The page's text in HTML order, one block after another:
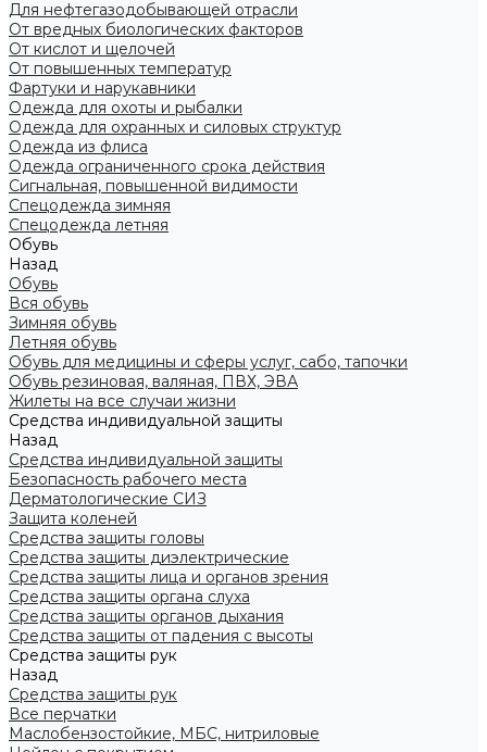
Для нефтегазодобывающей отрасли
От вредных биологических факторов
От кислот и щелочей
От повышенных температур
Фартуки и нарукавники
Одежда для охоты и рыбалки
Одежда для охранных и силовых структур
Одежда из флиса
Одежда ограниченного срока действия
Сигнальная, повышенной видимости
Спецодежда зимняя
Спецодежда летняя
Обувь
Назад
Обувь
Вся обувь
Зимняя обувь
Летняя обувь
Обувь для медицины и сферы услуг, сабо, тапочки
Обувь резиновая, валяная, ПВХ, ЭВА
Жилеты на все случаи жизни
Средства индивидуальной защиты
Назад
Средства индивидуальной защиты
Безопасность рабочего места
Дерматологические СИЗ
Защита коленей
Средства защиты головы
Средства защиты диэлектрические
Средства защиты лица и органов зрения
Средства защиты органа слуха
Средства защиты органов дыхания
Средства защиты от падения с высоты
Средства защиты рук
Назад
Средства защиты рук
Все перчатки
Маслобензостойкие, МБС, нитриловые